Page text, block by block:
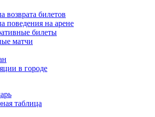
возврата билетов
поведения на арене
билеты
матчи
в городе
таблица